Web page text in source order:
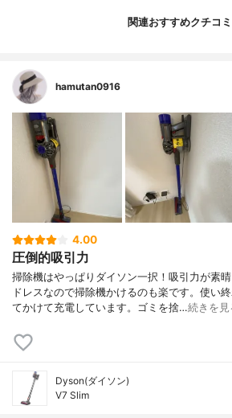
関連おすすめクチコミ
hamutan0916
4.00
圧倒的吸引力
掃除機はやっぱりダイソン一択！吸引力が素
ドレスなので掃除機かけるのも楽です。使い
てかけて充電しています。ゴミを捨…続きを見
Dyson(ダイソン)
V7 Slim